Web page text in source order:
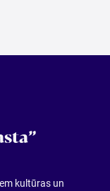
kultūras un